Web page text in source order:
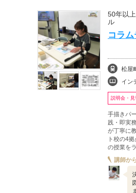
50年以
ル
コラ
松屋
イン
説明会・見
手描きパ
践・即実
が丁寧に
ト校の4
の授業を
講師か